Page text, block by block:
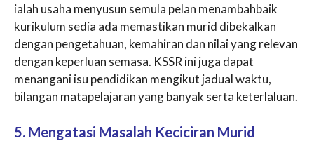
ialah usaha menyusun semula pelan menambahbaik
kurikulum sedia ada memastikan murid dibekalkan
dengan pengetahuan, kemahiran dan nilai yang relevan
dengan keperluan semasa. KSSR ini juga dapat
menangani isu pendidikan mengikut jadual waktu,
bilangan matapelajaran yang banyak serta keterlaluan.
5. Mengatasi Masalah Keciciran Murid